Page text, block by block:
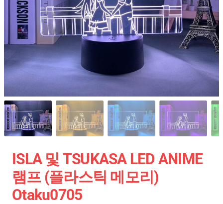
ISLA 및 TSUKASA LED ANIME
램프 (플라스틱 메모리)
Otaku0705